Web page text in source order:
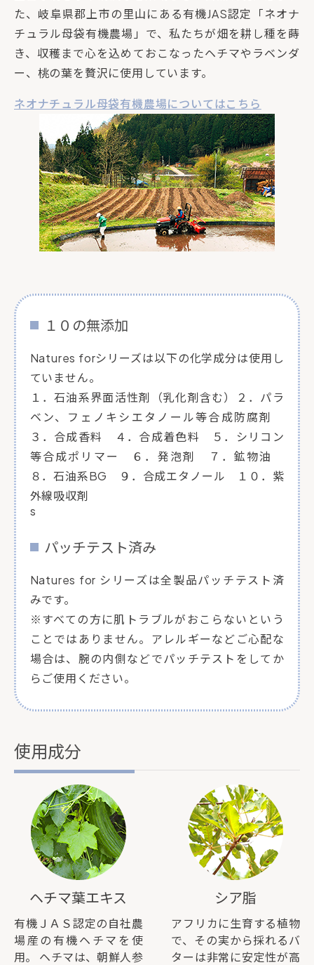
た、岐阜県郡上市の里山にある有機JAS認定「ネオナ
チュラル母袋有機農場」で、私たちが畑を耕し種を蒔
き、収穫まで心を込めておこなったヘチマやラベンダ
ー、桃の葉を贅沢に使用しています。
ネオナチュラル母袋有機農場についてはこちら
１０の無添加
Natures forシリーズは以下の化学成分は使用し
ていません。
１．石油系界面活性剤（乳化剤含む）２．パラ
ベン、フェノキシエタノール等合成防腐剤
３．合成香料 ４．合成着色料 ５．シリコン
等合成ポリマー ６．発泡剤 ７．鉱物油
８．石油系BG ９．合成エタノール １０．紫
外線吸収剤
s
パッチテスト済み
Natures for シリーズは全製品パッチテスト済
みです。
※すべての方に肌トラブルがおこらないという
ことではありません。アレルギーなどご心配な
場合は、腕の内側などでパッチテストをしてか
らご使用ください。
使用成分
ヘチマ葉エキス
有機ＪＡＳ認定の自社農
場産の有機ヘチマを使
用。 ヘチマは、朝鮮人参
シア脂
アフリカに生育する植物
で、その実から採れるバ
ターは非常に安定性が高